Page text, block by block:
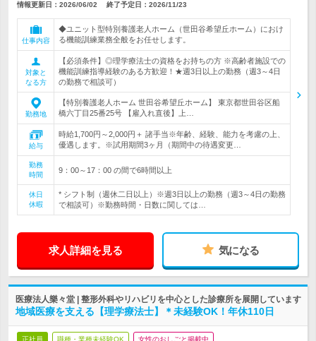
情報更新日：2026/06/02 終了予定日： 2026/11/23
仕事内容
◆ユニット型特別養護老人ホーム（世田谷希望丘ホーム）におけ
る機能訓練業務全般をお任せします。
対象と
なる方
【必須条件】◎理学療法士の資格をお持ちの方 ※高齢者施設での
機能訓練指導経験のある方歓迎！★週3日以上の勤務（週3～4日
の勤務で相談可）
勤務地
【特別養護老人ホーム 世田谷希望丘ホーム】 東京都世田谷区船
橋六丁目25番25号 【雇入れ直後】上…
給与
時給1,700円～2,000円＋ 諸手当※年齢、経験、能力を考慮の上、
優遇します。※試用期間3ヶ月（期間中の待遇変更…
勤務
時間
9：00～17：00 の間で6時間以上
休日
休暇
* シフト制（週休二日以上）※週3日以上の勤務（週3～4日の勤務
で相談可）※勤務時間・日数に関しては…
求人詳細を見る 気になる
医療法人樂々堂 | 整形外科やリハビリを中心とした診療所を展開しています
地域医療を支える【理学療法士】＊未経験OK！年休110日
正社員 職種・業種未経験OK 女性のおしごと掲載中